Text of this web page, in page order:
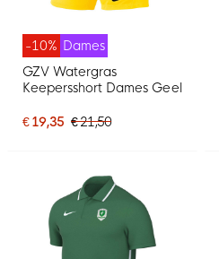
-10% Dames
GZV Watergras
Keepersshort Dames Geel
€ 19,35 € 21,50